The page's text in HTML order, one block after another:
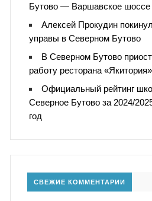
Бутово — Варшавское шоссе
Алексей Прокудин
управы в Северном Бутово
В Северном Бутово
работу ресторана «Якитория»
Официальный рейтинг
Северное Бутово за 2024/
год
СВЕЖИЕ КОММЕНТАРИИ